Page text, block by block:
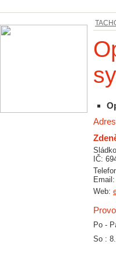
IČ:
Email:
Web:
Po -
So :